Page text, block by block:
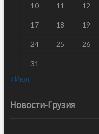
10 11 12
17 18 19
24 25 26
31
« Июл
Новости-Грузия